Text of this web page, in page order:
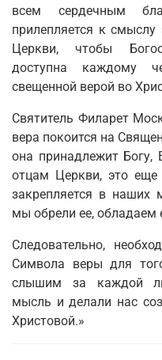
всем сердечным
прилепляется к
Церкви, чтобы
доступна каждому
свещенной верой во
Святитель Филарет
вера покоится на
она принадлежит Богу,
отцам Церкви, это
закрепляется в наших
мы обрели ее, обладаем
Следовательно,
Символа веры для
слышим за каждой
мысль и делали нас
Христовой.»